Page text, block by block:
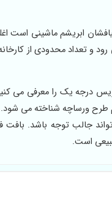
با تراکم 3600 دارند و جنس
و تعداد محدودی از
درجه یک را معرفی می
ورساچه شناخته می شود.
جالب توجه باشد.
است.